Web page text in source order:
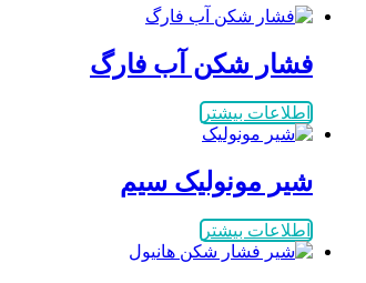
فشار شکن آب فارگ
اطلاعات بیشتر
شیر مونولیک سیم
اطلاعات بیشتر